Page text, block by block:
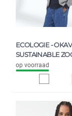
ECOLOGIE -
SUSTAINABLE
op voorraad